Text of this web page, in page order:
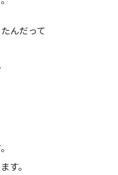
んだって
す。